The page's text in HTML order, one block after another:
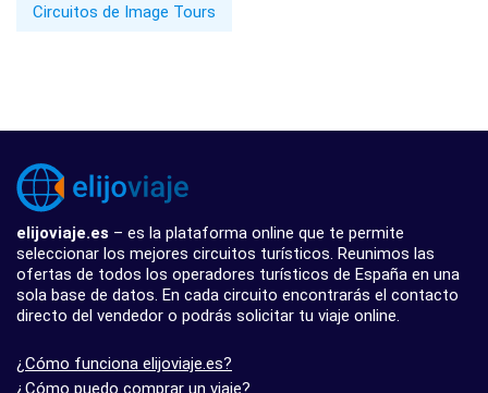
Circuitos de Image Tours
elijoviaje.es – es la plataforma online que te permite
seleccionar los mejores circuitos turísticos. Reunimos las
ofertas de todos los operadores turísticos de España en una
sola base de datos. En cada circuito encontrarás el contacto
directo del vendedor o podrás solicitar tu viaje online.
¿Cómo funciona elijoviaje.es?
¿Cómo puedo comprar un viaje?